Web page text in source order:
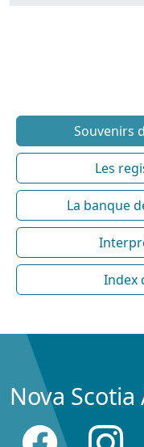
Souvenirs
Les
La banque
Index
Nova